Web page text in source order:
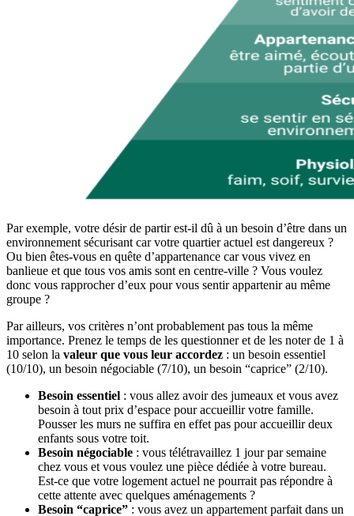
Par exemple, votre désir de partir est-il dû à un besoin d’être dans un
environnement sécurisant car votre quartier actuel est dangereux ?
Ou bien êtes-vous en quête d’appartenance car vous vivez en
banlieue et que tous vos amis sont en centre-ville ? Vous voulez
donc vous rapprocher d’eux pour vous sentir appartenir au même
groupe ?
Par ailleurs, vos critères n’ont probablement pas tous la même
importance. Prenez le temps de les questionner et de les noter de 1 à
10 selon la valeur que vous leur accordez : un besoin essentiel
(10/10), un besoin négociable (7/10), un besoin “caprice” (2/10).
Besoin essentiel : vous allez avoir des jumeaux et vous avez
besoin à tout prix d’espace pour accueillir votre famille.
Pousser les murs ne suffira en effet pas pour accueillir deux
enfants sous votre toit.
Besoin négociable : vous télétravaillez 1 jour par semaine
chez vous et vous voulez une pièce dédiée à votre bureau.
Est-ce que votre logement actuel ne pourrait pas répondre à
cette attente avec quelques aménagements ?
Besoin “caprice” : vous avez un appartement parfait dans un